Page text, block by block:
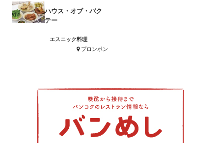
ハウス・オブ・バク
テー
エスニック料理
プロンポン